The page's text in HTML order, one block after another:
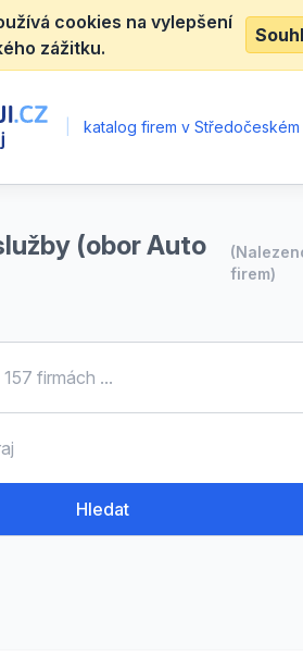
cookies na vylepšení
zážitku.
katalog firem v Středočeském
(obor Auto
firem)
Hledat